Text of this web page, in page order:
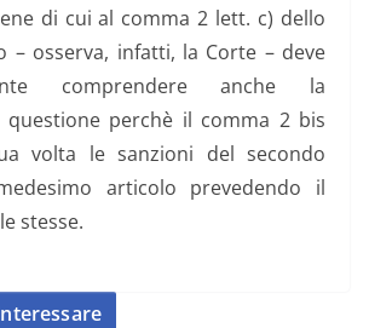
di cui al comma 2 lett. c) dello
– osserva, infatti, la Corte – deve
comprendere anche la
questione perchè il comma 2 bis
volta le sanzioni del secondo
articolo prevedendo il
stesse.